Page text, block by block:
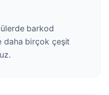
barkod
daha birçok çeşit